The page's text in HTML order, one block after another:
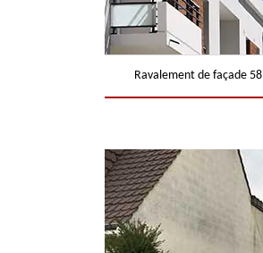
Ravalement de façade 58